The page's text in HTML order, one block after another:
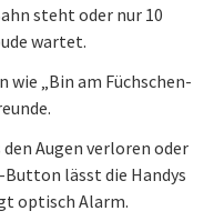
steht oder nur 10
wartet.
wie „Bin am Füchschen-
Augen verloren oder
lässt die Handys
optisch Alarm.